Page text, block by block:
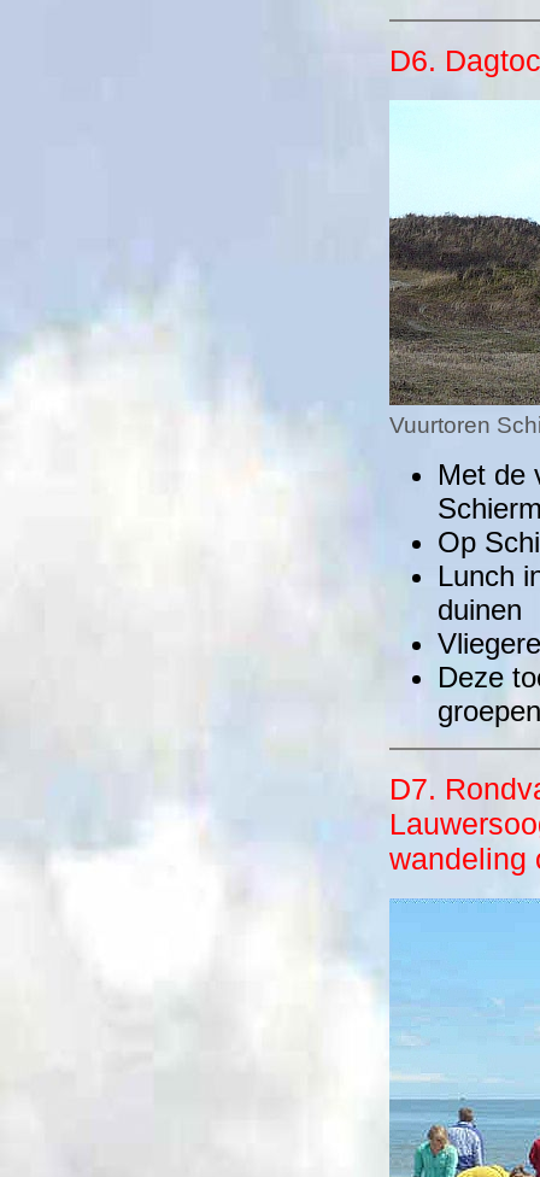
D6.
Vuurtoren
Met de
Op
Lunch
duinen
Deze
D7.
wandeling